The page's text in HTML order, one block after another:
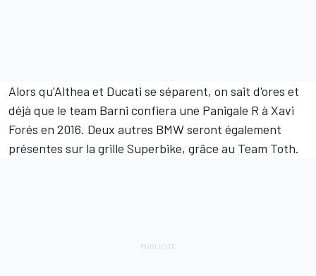
Alors qu'Althea et Ducati se séparent, on sait d'ores et
déjà que le team Barni confiera une Panigale R à Xavi
Forés en 2016. Deux autres BMW seront également
présentes sur la grille Superbike, grâce au Team Toth.